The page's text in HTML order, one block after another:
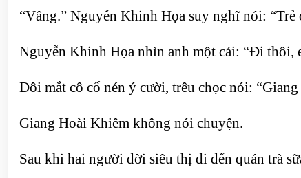
“Vâng.” Nguyễn Khinh Họa suy nghĩ nói: “Trẻ
Nguyễn Khinh Họa nhìn anh một cái: “Đi thôi,
Đôi mắt cô cố nén ý cười, trêu chọc nói:
Giang Hoài Khiêm không nói chuyện.
Sau khi hai người dời siêu thị đi đến quán trà